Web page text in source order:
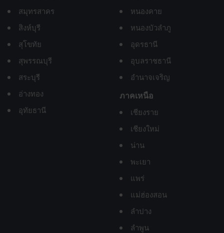
สมุทรสาคร
สิงห์บุรี
สุโขทัย
สุพรรณบุรี
สระบุรี
อ่างทอง
อุทัยธานี
หนองคาย
หนองบัวลำภู
อุดรธานี
อุบลราชธานี
อำนาจเจริญ
ภาคเหนือ
เชียงราย
เชียงใหม่
น่าน
พะเยา
แพร่
แม่ฮ่องสอน
ลำปาง
ลำพูน